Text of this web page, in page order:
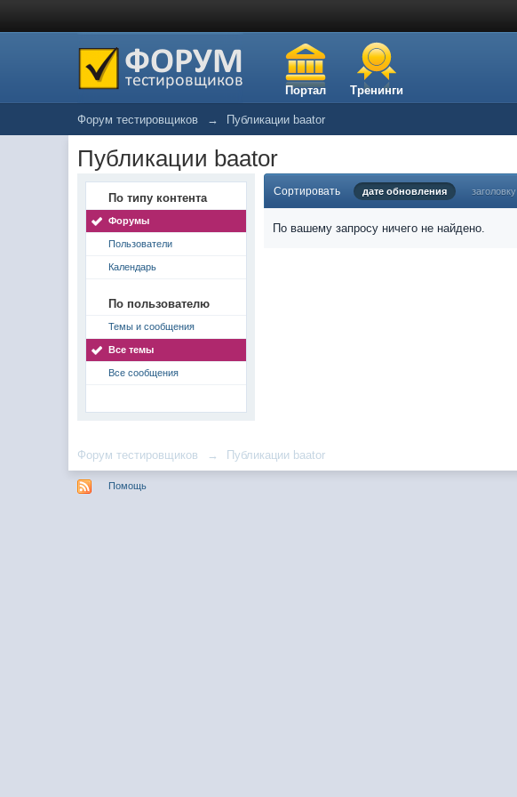
Портал Тренинги
Форум тестировщиков → Публикации baator
Публикации baator
По типу контента
Форумы
Пользователи
Календарь
По пользователю
Темы и сообщения
Все темы
Все сообщения
Сортировать дате обновления заголовку
По вашему запросу ничего не найдено.
Форум тестировщиков → Публикации baator
Помощь